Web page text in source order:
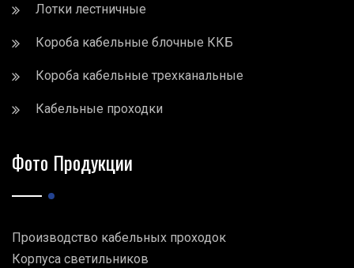
Лотки лестничные
Короба кабельные блочные ККБ
Короба кабельные трехканальные
Кабельные проходки
Фото Продукции
Производство кабельных проходок
Корпуса светильников